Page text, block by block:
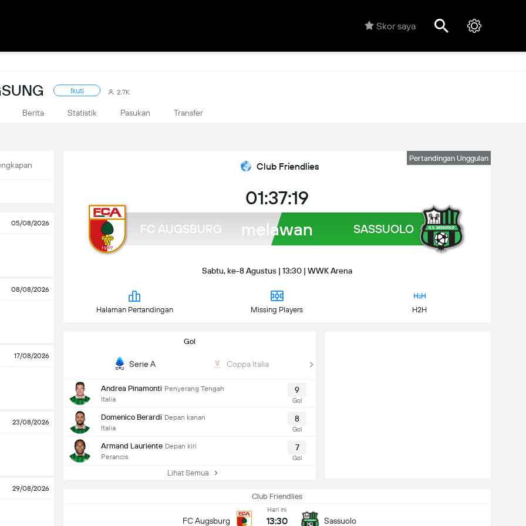
Skor saya
Ikuti 2.7K
Berita Statistik Pasukan Transfer
05/08/2026
08/08/2026
17/08/2026
23/08/2026
29/08/2026
Pertandingan Unggulan
Club Friendlies
01:37:19
FC AUGSBURG melawan SASSUOLO
Sabtu, ke-8 Agustus | 13:30 | WWK Arena
Halaman Pertandingan Missing Players H2H
Gol
Serie A Coppa Italia
Andrea Pinamonti Penyerang Tengah
Italia
9
Gol
Domenico Berardi Depan kanan
Italia
8
Gol
Armand Lauriente Depan kiri
Perancis
7
Gol
Lihat Semua
Club Friendlies
FC Augsburg
Hari ini
13:30 Sassuolo